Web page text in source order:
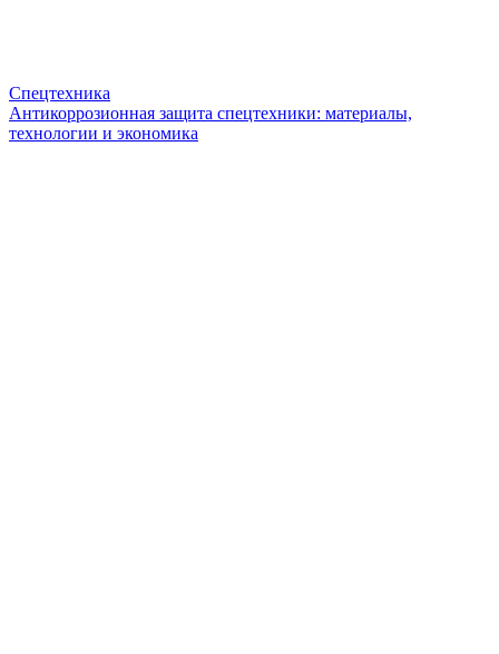
Спецтехника
Антикоррозионная защита спецтехники: материалы,
технологии и экономика